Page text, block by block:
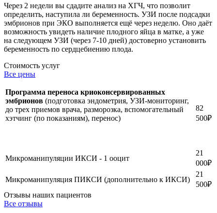
Через 2 недели вы сдадите анализ на ХГЧ, что позволит
определить, наступила ли беременность. УЗИ после подсадки
эмбрионов при ЭКО выполняется ещё через неделю. Оно даёт
возможность увидеть наличие плодного яйца в матке, а уже
на следующем УЗИ (через 7-10 дней) достоверно установить
беременность по сердцебиению плода.
Стоимость услуг
Все цены
Программа переноса криоконсервированных
эмбрионов (подготовка эндометрия, УЗИ-мониторинг,
до трех приемов врача, разморозка, вспомогательный
хэтчинг (по показаниям), перенос)
82
500₽
Микроманипуляции ИКСИ - 1 ооцит
21
000₽
Микроманипуляция ПИКСИ (дополнительно к ИКСИ)
21
500₽
Отзывы наших пациентов
Все отзывы